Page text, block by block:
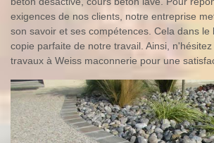
exigences de nos clients, notre entreprise
son savoir et ses compétences. Cela dans le
copie parfaite de notre travail. Ainsi,
travaux à Weiss maconnerie pour une